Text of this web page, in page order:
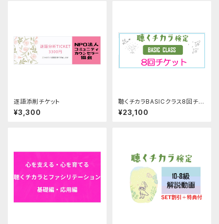
逐語添削チケット
¥3,300
聴くチカラBASICクラス8回チケ
ット
¥23,100